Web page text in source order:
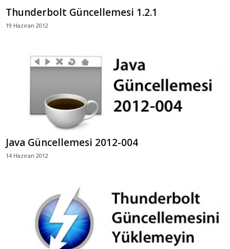
Thunderbolt Güncellemesi 1.2.1
19 Haziran 2012
Java Güncellemesi 2012-004
14 Haziran 2012